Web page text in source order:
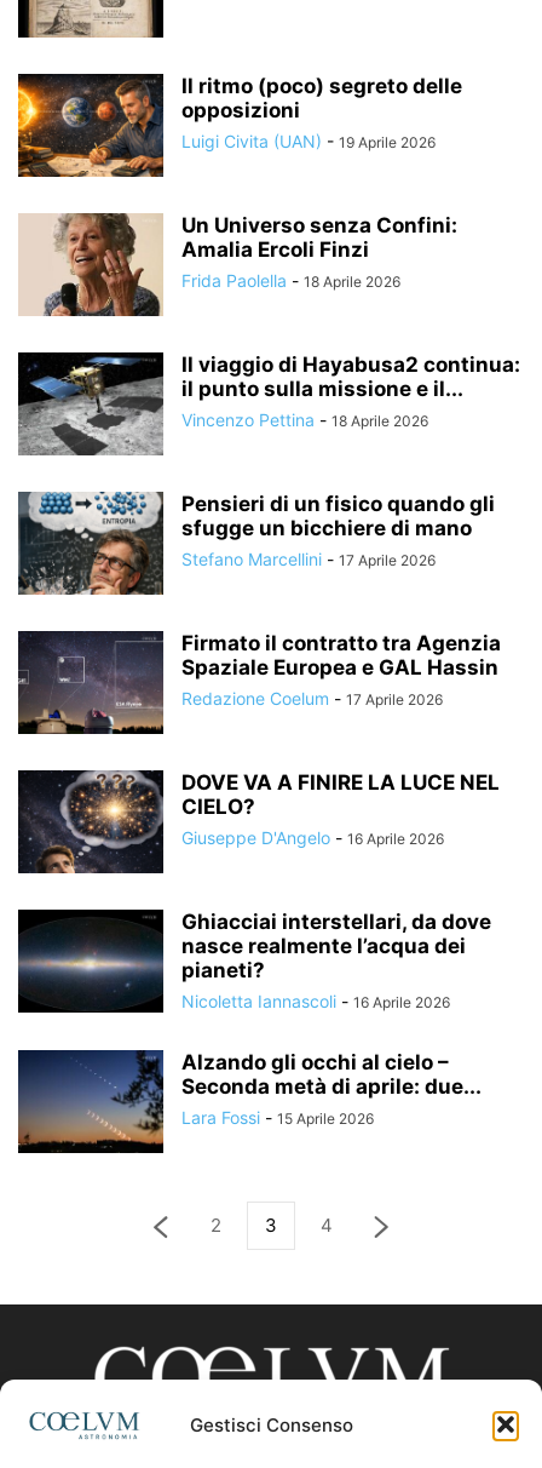
Gestisci Consenso
Il ritmo (poco) segreto delle
opposizioni
Luigi Civita (UAN) - 19 Aprile 2026
Un Universo senza Confini:
Amalia Ercoli Finzi
Frida Paolella - 18 Aprile 2026
Il viaggio di Hayabusa2 continua:
il punto sulla missione e il...
Vincenzo Pettina - 18 Aprile 2026
Pensieri di un fisico quando gli
sfugge un bicchiere di mano
Stefano Marcellini - 17 Aprile 2026
Firmato il contratto tra Agenzia
Spaziale Europea e GAL Hassin
Redazione Coelum - 17 Aprile 2026
DOVE VA A FINIRE LA LUCE NEL
CIELO?
Giuseppe D'Angelo - 16 Aprile 2026
Ghiacciai interstellari, da dove
nasce realmente l’acqua dei
pianeti?
Nicoletta Iannascoli - 16 Aprile 2026
Alzando gli occhi al cielo –
Seconda metà di aprile: due...
Lara Fossi - 15 Aprile 2026
2 3 4